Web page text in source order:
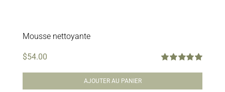
Mousse nettoyante
$54.00
AJOUTER AU PANIER